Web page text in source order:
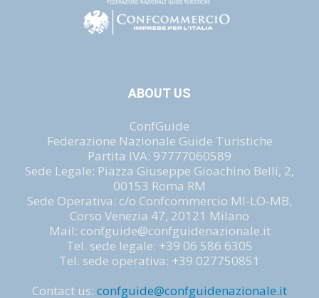
ABOUT US
ConfGuide
Federazione Nazionale Guide Turistiche
Partita IVA: 97777060589
Sede Legale: Piazza Giuseppe Gioachino Belli, 2,
00153 Roma RM
Sede Operativa: c/o Confcommercio MI-LO-MB,
Corso Venezia 47, 20121 Milano
Mail: confguide@confguidenazionale.it
Tel. sede legale: +39 06 586 6305
Tel. sede operativa: +39 027750851
Contact us: confguide@confguidenazionale.it